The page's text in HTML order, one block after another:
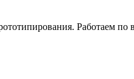
Работаем по